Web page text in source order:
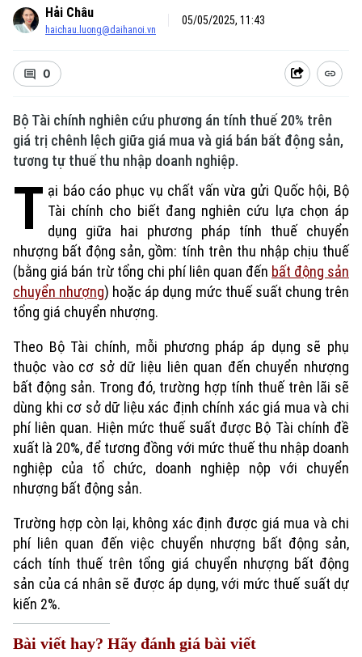
Chuyên mục
Chính trị
Xã hội
Công nghệ
Hà Nội
Nhịp sống Hà Nội
Người Hà Nội
Khoảnh khắc Hà Nội
Ẩm thực
Thế giới
Tin tức
Quân sự
Hồ sơ
Người Việt 4 phương
Kinh tế
Tin tức
Cafe sáng
Tài chính Ngân hàng
Doanh nghiệp
Nhà đất
Tin tức
Đầu tư
Căn hộ
Đất đai
Kinh nghiệm
Tàu và Xe
Ô tô
Tàu
Xe máy
Thị trường
Đánh giá
Giáo dục
Tin tức
Tuyển sinh
Hướng nghiệp
Văn hóa
Tin tức
Làng nghề
Sức khỏe
Y tế
Dinh dưỡng
Thể thao
Bóng đá
Giải trí
Hải Châu
haichau.luong@daihanoi.vn
05/05/2025, 11:43
0
Bộ Tài chính nghiên cứu phương án tính thuế 20% trên
giá trị chênh lệch giữa giá mua và giá bán bất động sản,
tương tự thuế thu nhập doanh nghiệp.
T ại báo cáo phục vụ chất vấn vừa gửi Quốc hội, Bộ
Tài chính cho biết đang nghiên cứu lựa chọn áp
dụng giữa hai phương pháp tính thuế chuyển
nhượng bất động sản, gồm: tính trên thu nhập chịu thuế
(bằng giá bán trừ tổng chi phí liên quan đến bất động sản
chuyển nhượng) hoặc áp dụng mức thuế suất chung trên
tổng giá chuyển nhượng.
Theo Bộ Tài chính, mỗi phương pháp áp dụng sẽ phụ
thuộc vào cơ sở dữ liệu liên quan đến chuyển nhượng
bất động sản. Trong đó, trường hợp tính thuế trên lãi sẽ
dùng khi cơ sở dữ liệu xác định chính xác giá mua và chi
phí liên quan. Hiện mức thuế suất được Bộ Tài chính đề
xuất là 20%, để tương đồng với mức thuế thu nhập doanh
nghiệp của tổ chức, doanh nghiệp nộp với chuyển
nhượng bất động sản.
Trường hợp còn lại, không xác định được giá mua và chi
phí liên quan đến việc chuyển nhượng bất động sản,
cách tính thuế trên tổng giá chuyển nhượng bất động
sản của cá nhân sẽ được áp dụng, với mức thuế suất dự
kiến 2%.
Bài viết hay? Hãy đánh giá bài viết